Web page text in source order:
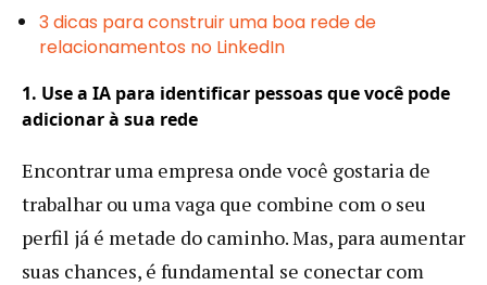
3 dicas para construir uma boa rede de
relacionamentos no LinkedIn
1. Use a IA para identificar pessoas que você pode
adicionar à sua rede
Encontrar uma empresa onde você gostaria de
trabalhar ou uma vaga que combine com o seu
perfil já é metade do caminho. Mas, para aumentar
suas chances, é fundamental se conectar com